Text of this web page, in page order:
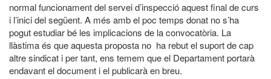
normal funcionament del servei d’inspecció aquest final de curs
i l’inici del següent. A més amb el poc temps donat no s’ha
pogut estudiar bé les implicacions de la convocatòria. La
llàstima és que aquesta proposta no ha rebut el suport de cap
altre sindicat i per tant, ens temem que el Departament portarà
endavant el document i el publicarà en breu.